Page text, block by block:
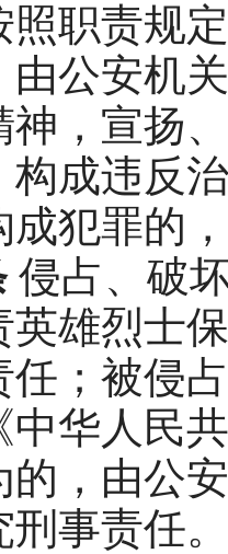
照职责规
由公安机
神，宣扬
构成违反
成犯罪的
侵占、破
英雄烈士
任；被侵
中华人民
的，由公
刑事责任。